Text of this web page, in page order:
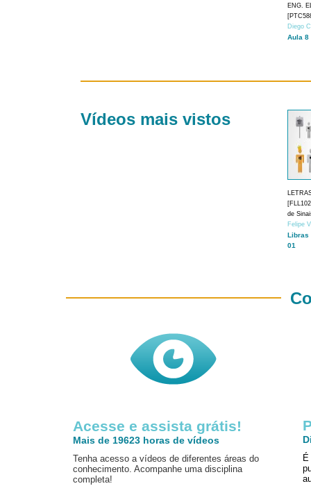
ENG.
Diego
Aula 8
Vídeos mais vistos
de
Felipe
Libras
01
Acesse e assista grátis!
Mais de 19623 horas de vídeos
Tenha acesso a vídeos de diferentes áreas do
conhecimento. Acompanhe uma disciplina
completa!